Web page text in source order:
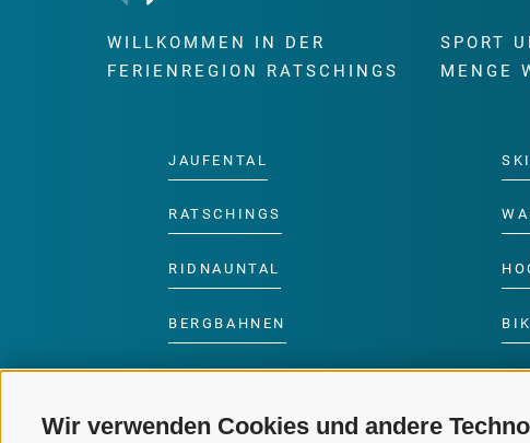
Wir verwenden Cookies und andere
WILLKOMMEN IN DER
FERIENREGION RATSCHINGS
JAUFENTAL
RATSCHINGS
RIDNAUNTAL
BERGBAHNEN
LUISL'S SKISCHULE IN
SPORT
MENGE